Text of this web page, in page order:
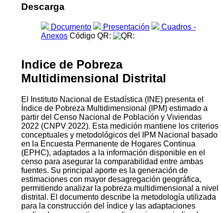
Descarga
Documento Presentación
Cuadros -
Anexos Código QR:
Indice de Pobreza
Multidimensional Distrital
El Instituto Nacional de Estadística (INE) presenta el
Índice de Pobreza Multidimensional (IPM) estimado a
partir del Censo Nacional de Población y Viviendas
2022 (CNPV 2022). Esta medición mantiene los criterios
conceptuales y metodológicos del IPM Nacional basado
en la Encuesta Permanente de Hogares Continua
(EPHC), adaptados a la información disponible en el
censo para asegurar la comparabilidad entre ambas
fuentes. Su principal aporte es la generación de
estimaciones con mayor desagregación geográfica,
permitiendo analizar la pobreza multidimensional a nivel
distrital. El documento describe la metodología utilizada
para la construcción del índice y las adaptaciones